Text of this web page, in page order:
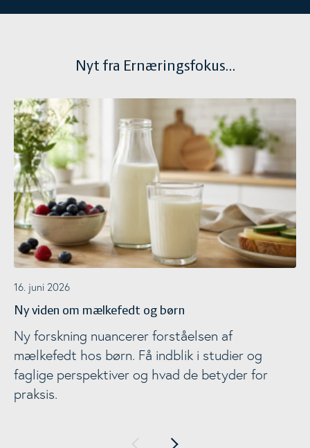
Nyt fra Ernæringsfokus...
16. juni 2026
Ny viden om mælkefedt og børn
Ny forskning nuancerer forståelsen af
mælkefedt hos børn. Få indblik i studier og
faglige perspektiver og hvad de betyder for
praksis.
Ny viden om mælkefedt og børn